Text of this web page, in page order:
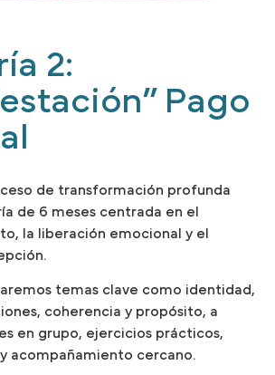
2:
Pago
de transformación profunda
de 6 meses centrada en el
la liberación emocional y el
temas clave como identidad,
coherencia y propósito, a
en grupo, ejercicios prácticos,
acompañamiento cercano.